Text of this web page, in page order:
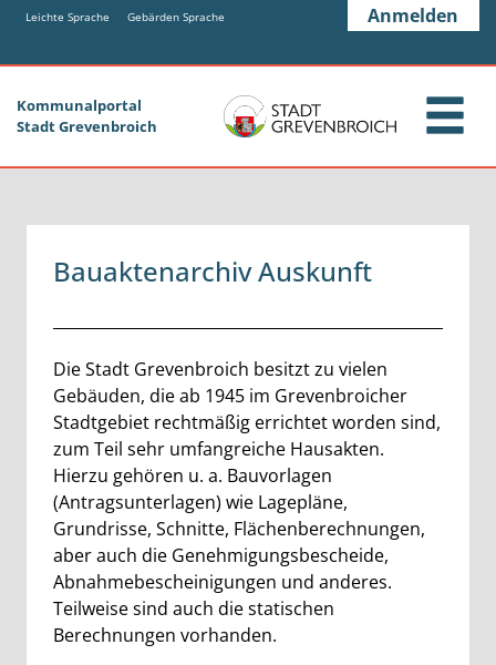
Zum Hauptinhalt springen
Zum Header
Zum Hauptinhalt
Zum Footer
Leichte Sprache Gebärden Sprache Anmelden
Kommunalportal
Stadt Grevenbroich
Bauaktenarchiv Auskunft
Beschreibung
Die Stadt Grevenbroich besitzt zu vielen
Gebäuden, die ab 1945 im Grevenbroicher
Stadtgebiet rechtmäßig errichtet worden sind,
zum Teil sehr umfangreiche Hausakten.
Hierzu gehören u. a. Bauvorlagen
(Antragsunterlagen) wie Lagepläne,
Grundrisse, Schnitte, Flächenberechnungen,
aber auch die Genehmigungsbescheide,
Abnahmebescheinigungen und anderes.
Teilweise sind auch die statischen
Berechnungen vorhanden.